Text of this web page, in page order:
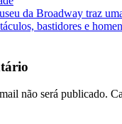
da Broadway traz
bastidores e
não será publicado.